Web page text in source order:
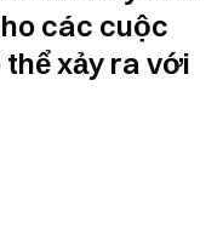
các cuộc
xảy ra với